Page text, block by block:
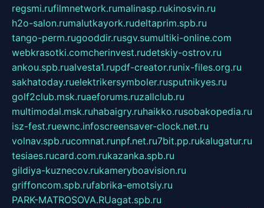
regsmi.rufilmnetwork.rumalinasp.rukinosvin.ru
h2o-salon.rumalutkayork.rudeltaprim.spb.ru
tango-perm.rugooddir.rusgv.sumultiki-online.com
webkrasotki.comcherinvest.rudetskiy-ostrov.ru
ankou.spb.rualvesta1.rupdf-creator.runix-files.org.ru
sakhatoday.ruelektrikersymboler.rusputnikyes.ru
golf2club.msk.ruaeforums.ruzallclub.ru
multimodal.msk.ruhabaigry.ruhaikko.rusobakopedia.ru
isz-fest.ruewnc.infoscreensaver-clock.net.ru
volnav.spb.rucomnat.runpf.net.ru7bit.pp.rukalugatur.ru
tesiaes.rucard.com.rukazanka.spb.ru
gildiya-kuznecov.rukameryboavision.ru
griffoncom.spb.rufabrika-emotsiy.ru
PARK-MATROSOVA.RUagat.spb.ru